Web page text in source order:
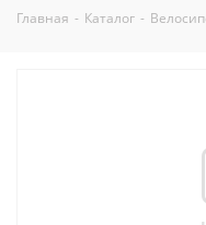
Главная - Каталог -